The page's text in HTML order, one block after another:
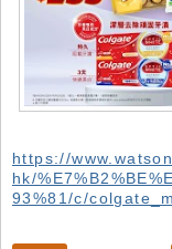
https://
hk/
93%81/c/